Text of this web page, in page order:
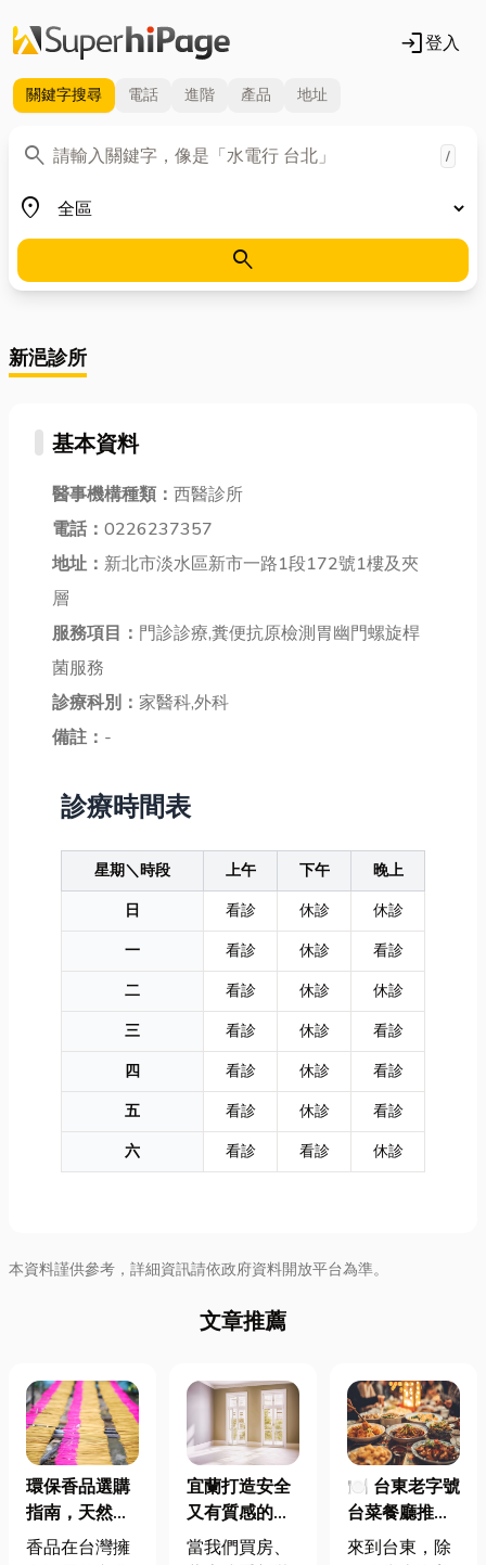
login登入
關鍵字搜尋 電話 進階 產品 地址
search
關鍵字 /
place
地區
search
新浥診所
基本資料
醫事機構種類： 西醫診所
電話： 0226237357
地址： 新北市淡水區新市一路1段172號1樓及夾
層
服務項目： 門診診療,糞便抗原檢測胃幽門螺旋桿
菌服務
診療科別： 家醫科,外科
備註： -
診療時間表
星期＼時段 上午 下午
晚上
日
看診 休診
休診
一
看診 休診
看診
二
看診 休診
休診
三
看診 休診
看診
四
看診 休診
看診
五
看診 休診
看診
六
看診 看診 休診
本資料謹供參考，詳細資訊請依政府資料開放平台為準。
文章推薦
環保香品選購
指南，天然香
材打造純淨香
香品在台灣擁
宜蘭打造安全
又有質感的
家，從專業門
當我們買房、
🍽️ 台東老字號
台菜餐廳推薦
｜在地人聚餐
來到台東，除